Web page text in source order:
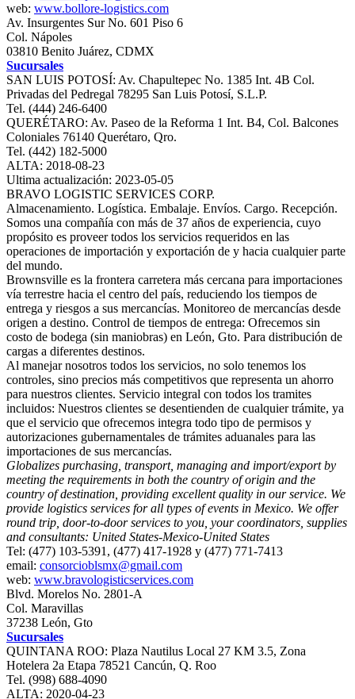
web: www.bollore-logistics.com
Av. Insurgentes Sur No. 601 Piso 6
Col. Nápoles
03810 Benito Juárez, CDMX
Sucursales
SAN LUIS POTOSÍ: Av. Chapultepec No. 1385 Int. 4B Col.
Privadas del Pedregal 78295 San Luis Potosí, S.L.P.
Tel. (444) 246-6400
QUERÉTARO: Av. Paseo de la Reforma 1 Int. B4, Col. Balcones
Coloniales 76140 Querétaro, Qro.
Tel. (442) 182-5000
ALTA: 2018-08-23
Ultima actualización: 2023-05-05
BRAVO LOGISTIC SERVICES CORP.
Almacenamiento. Logística. Embalaje. Envíos. Cargo. Recepción.
Somos una compañía con más de 37 años de experiencia, cuyo
propósito es proveer todos los servicios requeridos en las
operaciones de importación y exportación de y hacia cualquier parte
del mundo.
Brownsville es la frontera carretera más cercana para importaciones
vía terrestre hacia el centro del país, reduciendo los tiempos de
entrega y riesgos a sus mercancías. Monitoreo de mercancías desde
origen a destino. Control de tiempos de entrega: Ofrecemos sin
costo de bodega (sin maniobras) en León, Gto. Para distribución de
cargas a diferentes destinos.
Al manejar nosotros todos los servicios, no solo tenemos los
controles, sino precios más competitivos que representa un ahorro
para nuestros clientes. Servicio integral con todos los tramites
incluidos: Nuestros clientes se desentienden de cualquier trámite, ya
que el servicio que ofrecemos integra todo tipo de permisos y
autorizaciones gubernamentales de trámites aduanales para las
importaciones de sus mercancías.
Globalizes purchasing, transport, managing and import/export by
meeting the requirements in both the country of origin and the
country of destination, providing excellent quality in our service. We
provide logistics services for all types of events in Mexico. We offer
round trip, door‐to‐door services to you, your coordinators, supplies
and consultants: United States‐Mexico‐United States
Tel: (477) 103-5391, (477) 417-1928 y (477) 771-7413
email: consorcioblsmx@gmail.com
web: www.bravologisticservices.com
Blvd. Morelos No. 2801-A
Col. Maravillas
37238 León, Gto
Sucursales
QUINTANA ROO: Plaza Nautilus Local 27 KM 3.5, Zona
Hotelera 2a Etapa 78521 Cancún, Q. Roo
Tel. (998) 688-4090
ALTA: 2020-04-23